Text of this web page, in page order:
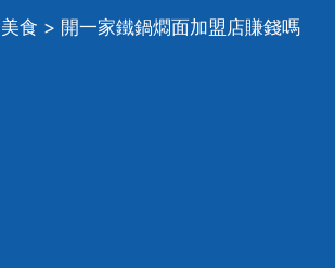
美食 > 開一家鐵鍋燜面加盟店賺錢嗎